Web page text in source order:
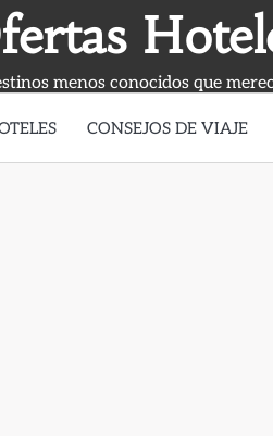
menos conocidos que
CONSEJOS DE VIAJE